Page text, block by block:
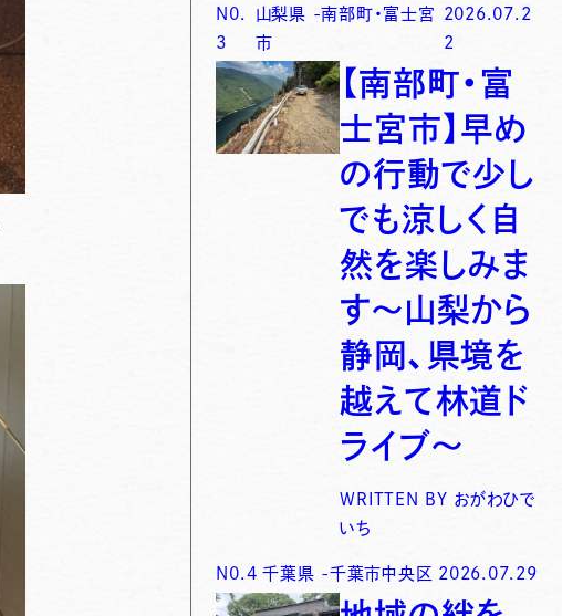
N0.
3
山梨県 -南部町・富士宮
市
2026.07.2
2
【南部町・富
士宮市】早め
の行動で少し
でも涼しく自
然を楽しみま
す〜山梨から
静岡、県境を
越えて林道ド
ライブ〜
WRITTEN BY おがわひで
いち
N0. 4 千葉県 -千葉市中央区 2026.07.29